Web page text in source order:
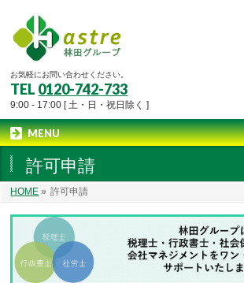
お気軽にお問い合わせください。
TEL 0120-742-733
9:00 - 17:00 [ 土・日・祝日除く ]
MENU
許可申請
HOME » 許可申請